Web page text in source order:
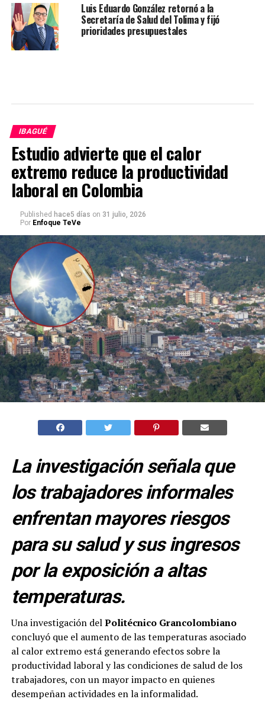
Luis Eduardo González retornó a la
Secretaría de Salud del Tolima y fijó
prioridades presupuestales
IBAGUÉ
Estudio advierte que el calor
extremo reduce la productividad
laboral en Colombia
Published hace5 días on 31 julio, 2026
Por Enfoque TeVe
La investigación señala que
los trabajadores informales
enfrentan mayores riesgos
para su salud y sus ingresos
por la exposición a altas
temperaturas.
Una investigación delPolitécnico Grancolombiano
concluyó que el aumento de las temperaturas asociado
al calor extremo está generando efectos sobre la
productividad laboral y las condiciones de salud de los
trabajadores, con un mayor impacto en quienes
desempeñan actividades en la informalidad.